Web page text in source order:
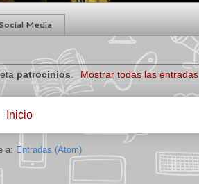
Media
patrocinios. Mostrar todas las entradas
Inicio
a: Entradas (Atom)